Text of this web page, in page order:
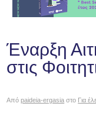
Έναρξη
στις
Απόpaideia-ergasia στο Για